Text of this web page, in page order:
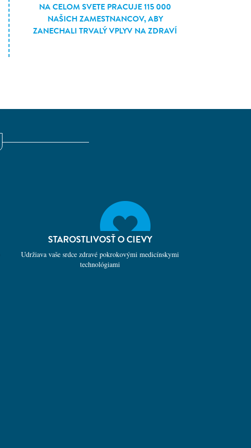
NA CELOM SVETE PRACUJE 115 000
NAŠICH ZAMESTNANCOV, ABY
ZANECHALI TRVALÝ VPLYV NA ZDRAVÍ
STAROSTLIVOSŤ O CIEVY
Udržiava vaše srdce zdravé pokrokovými medicínskymi
technológiami